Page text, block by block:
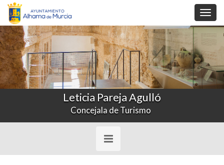
Leticia Pareja Agulló
Concejala de Turismo
Toggle
navigation